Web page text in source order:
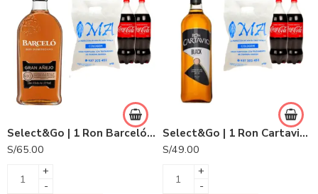
Select&Go | 1 Ron Barceló Gran Añejo 750ml + 2 Gaseosas Coca Cola 1.5L + 1 Hielo COLDGEM 3.0Kg.
S/65.00
+
-
Select&Go | 1 Ron Cartavio Black Botella 1L + 2 Gaseosas Coca Cola 1.5L + 1 Hielo COLDGEM 3.0Kg.
S/49.00
+
-